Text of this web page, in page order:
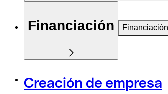
Financiación Financiación
Creación de empresa